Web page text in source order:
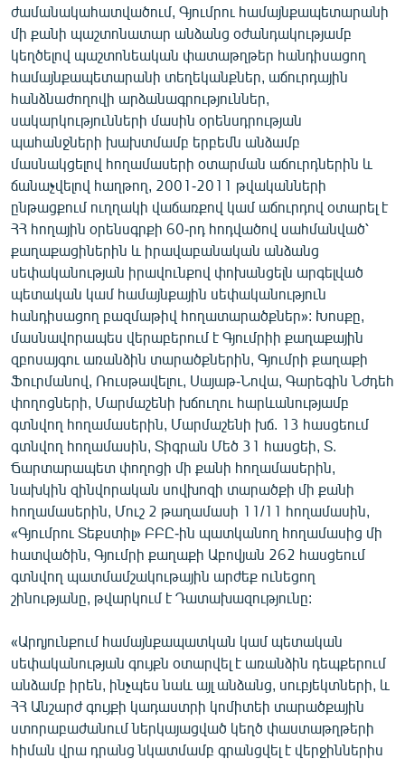
ՀԵՏԵՎԵՔ ՄԵԶ
«Ազատության» բոլոր կայքերը
ժամանակահատվածում, Գյումրու համայնքապետարանի
մի քանի պաշտոնատար անձանց օժանդակությամբ
կեղծելով պաշտոնեական փատաթղթեր հանդիսացող
համայնքապետարանի տեղեկանքներ, աճուրդային
հանձնաժողովի արձանագրություններ,
սակարկությունների մասին օրենսդրության
պահանջների խախտմամբ երբեմն անձամբ
մասնակցելով հողամասերի օտարման աճուրդներին և
ճանաչվելով հաղթող, 2001-2011 թվականների
ընթացքում ուղղակի վաճառքով կամ աճուրդով օտարել է
ՀՀ հողային օրենսգրքի 60-րդ հոդվածով սահմանված՝
քաղաքացիներին և իրավաբանական անձանց
սեփականության իրավունքով փոխանցելն արգելված
պետական կամ համայնքային սեփականություն
հանդիսացող բազմաթիվ հողատարածքներ»: Խոսքը,
մասնավորապես վերաբերում է Գյումրիի քաղաքային
զբոսայգու առանձին տարածքներին, Գյումրի քաղաքի
Ֆուրմանով, Ռուսթավելու, Սայաթ-Նովա, Գարեգին Նժդեհ
փողոցների, Մարմաշենի խճուղու հարևանությամբ
գտնվող հողամասերին, Մարմաշենի խճ. 13 հասցեում
գտնվող հողամասին, Տիգրան Մեծ 31 հասցեի, Տ.
Ճարտարապետ փողոցի մի քանի հողամասերին,
նախկին զինվորական սովխոզի տարածքի մի քանի
հողամասերին, Մուշ 2 թաղամասի 11/11 հողամասին,
«Գյումրու Տեքստիլ» ԲԲԸ-ին պատկանող հողամասից մի
հատվածին, Գյումրի քաղաքի Աբովյան 262 հասցեում
գտնվող պատմամշակութային արժեք ունեցող
շինությանը, թվարկում է Դատախազությունը:
«Արդյունքում համայնքապատկան կամ պետական
սեփականության գույքն օտարվել է առանձին դեպքերում
անձամբ իրեն, ինչպես նաև այլ անձանց, սուբյեկտների, և
ՀՀ Անշարժ գույքի կադաստրի կոմիտեի տարածքային
ստորաբաժանում ներկայացված կեղծ փաստաթղթերի
հիման վրա դրանց նկատմամբ գրանցվել է վերջիններիս